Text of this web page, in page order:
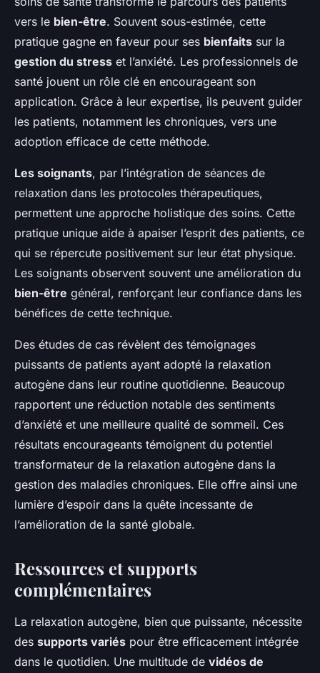
vers le bien-être. Souvent sous-estimée, cette
pratique gagne en faveur pour ses bienfaits sur la
gestion du stress et l’anxiété. Les professionnels de
santé jouent un rôle clé en encourageant son
application. Grâce à leur expertise, ils peuvent guider
les patients, notamment les chroniques, vers une
adoption efficace de cette méthode.
Les soignants, par l’intégration de séances de
relaxation dans les protocoles thérapeutiques,
permettent une approche holistique des soins. Cette
pratique unique aide à apaiser l’esprit des patients, ce
qui se répercute positivement sur leur état physique.
Les soignants observent souvent une amélioration du
bien-être général, renforçant leur confiance dans les
bénéfices de cette technique.
Des études de cas révèlent des témoignages
puissants de patients ayant adopté la relaxation
autogène dans leur routine quotidienne. Beaucoup
rapportent une réduction notable des sentiments
d’anxiété et une meilleure qualité de sommeil. Ces
résultats encourageants témoignent du potentiel
transformateur de la relaxation autogène dans la
gestion des maladies chroniques. Elle offre ainsi une
lumière d’espoir dans la quête incessante de
l’amélioration de la santé globale.
Ressources et supports
complémentaires
La relaxation autogène, bien que puissante, nécessite
des supports variés pour être efficacement intégrée
dans le quotidien. Une multitude de vidéos de